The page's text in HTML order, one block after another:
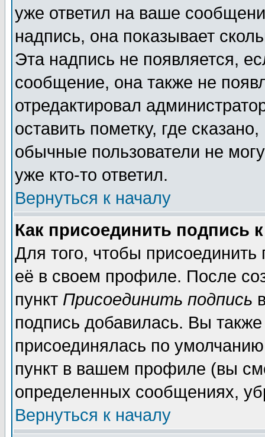
уже ответил на ваше
надпись, она показывает
Эта надпись не появляется,
сообщение, она также не
отредактировал
оставить пометку, где
обычные пользователи не
уже кто-то ответил.
Вернуться к началу
Как присоединить подпись
Для того, чтобы
её в своем профиле. После
пункт Присоединить подпись
подпись добавилась. Вы
присоединялась по
пункт в вашем профиле (вы
определенных сообщениях,
Вернуться к началу